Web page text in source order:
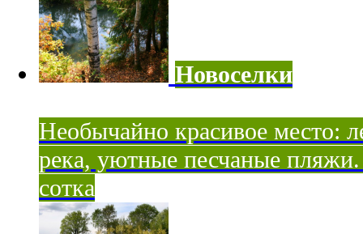
Новоселки
Необычайно красивое место:
река, уютные песчаные
сотка